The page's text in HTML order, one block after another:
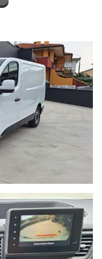
in alcuni casi
vettura. Baggio
involontarie
impegno